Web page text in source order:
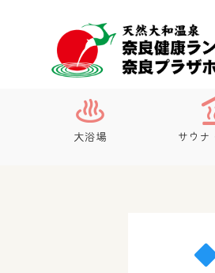
大浴場 サウナ